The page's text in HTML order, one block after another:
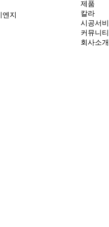
제품
칼라
시공서
커뮤니티
회사소개